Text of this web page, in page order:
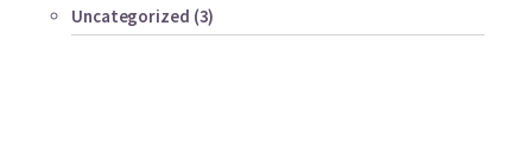
Uncategorized (3)